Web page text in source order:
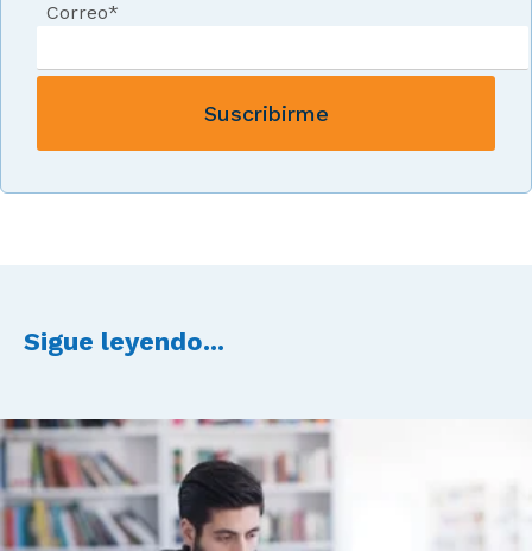
Correo*
Sigue leyendo...